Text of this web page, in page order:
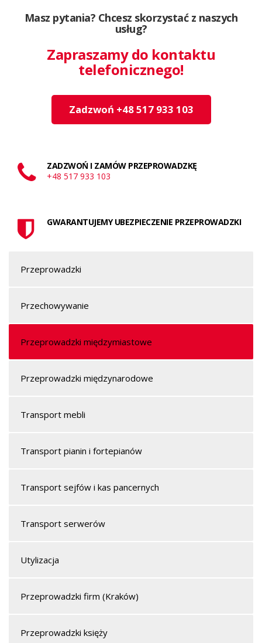
Masz pytania? Chcesz skorzystać z naszych
usług?
Zapraszamy do kontaktu
telefonicznego!
Zadzwoń +48 517 933 103
ZADZWOŃ I ZAMÓW PRZEPROWADZKĘ
+48 517 933 103
GWARANTUJEMY UBEZPIECZENIE PRZEPROWADZKI
Przeprowadzki
Przechowywanie
Przeprowadzki międzymiastowe
Przeprowadzki międzynarodowe
Transport mebli
Transport pianin i fortepianów
Transport sejfów i kas pancernych
Transport serwerów
Utylizacja
Przeprowadzki firm (Kraków)
Przeprowadzki księży